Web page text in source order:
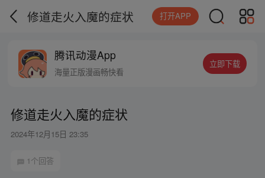
修道走火入魔的症状 打开APP
腾讯动漫App
海量正版漫画畅快看
立即下载
修道走火入魔的症状
2024年12月15日 23:35
1个回答